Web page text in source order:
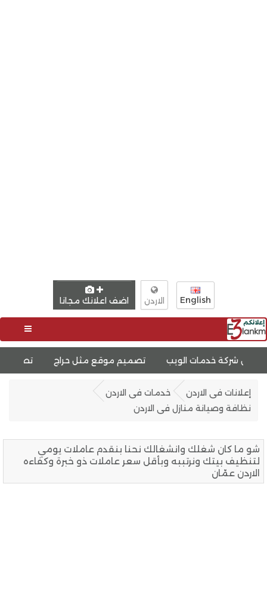
English الاردن اضف اعلانك مجانا
الويب تصميم موقع مثل حراج تصميم موقع لبيع
إعلانات فى الاردن
خدمات فى الاردن
نظافة وصيانة منازل فى الاردن
شو ما كان شغلك وانشغالك نحنا بنقدم عاملات يومي
لتنظيف بيتك ونرتببه وبأقل سعر عاملات ذو خبرة وكفاءه
الاردن عمّان